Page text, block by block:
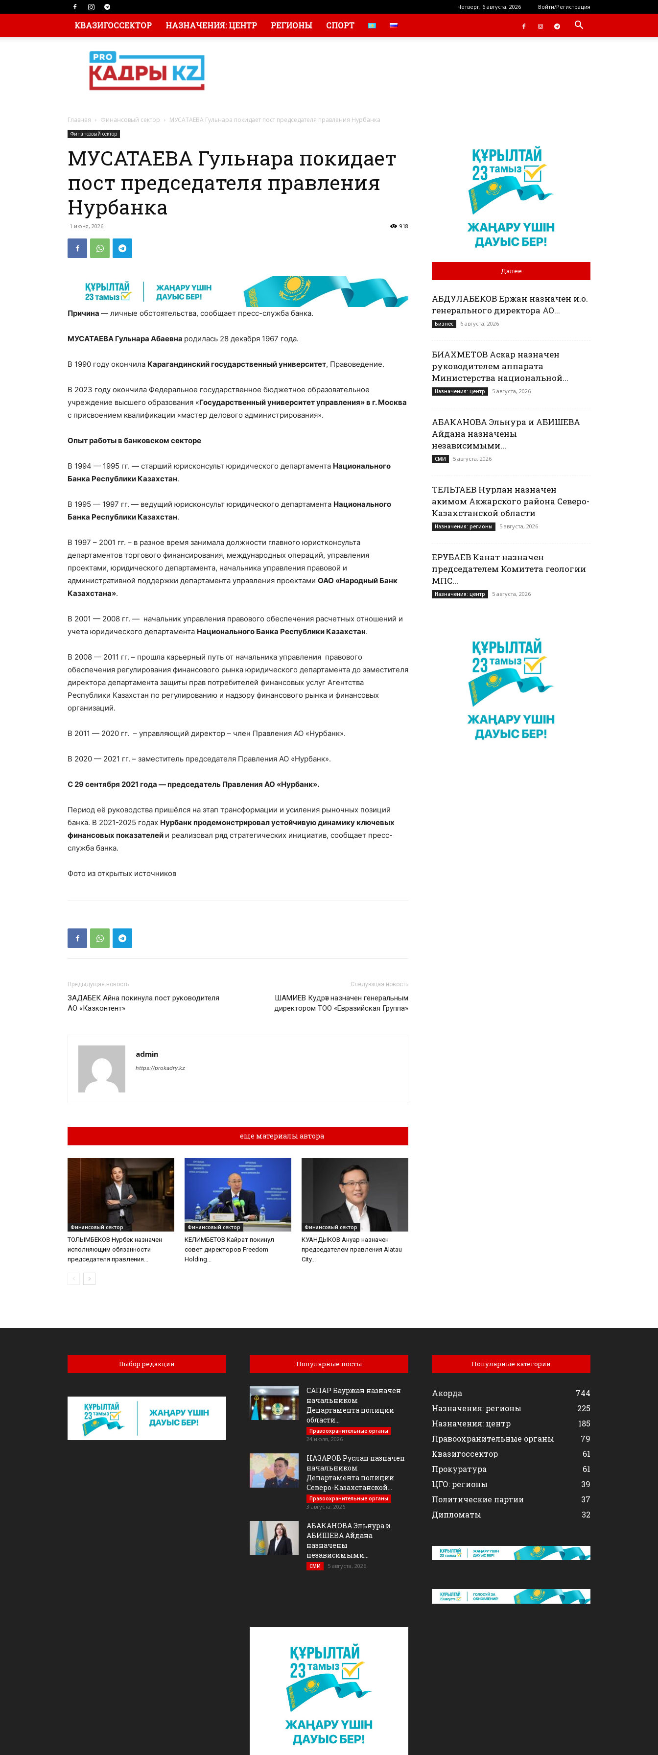
Четверг, 6 августа, 2026 Войти/Регистрация
КВАЗИГОССЕКТОР НАЗНАЧЕНИЯ: ЦЕНТР РЕГИОНЫ СПОРТ
Главная Финансовый сектор МУСАТАЕВА Гульнара покидает пост председателя правления Нурбанка
Финансовый сектор
МУСАТАЕВА Гульнара покидает
пост председателя правления
Нурбанка
1 июня, 2026 918
Причина — личные обстоятельства, сообщает пресс-служба банка.
МУСАТАЕВА Гульнара Абаевна родилась 28 декабря 1967 года.
В 1990 году окончила Карагандинский государственный университет, Правоведение.
В 2023 году окончила Федеральное государственное бюджетное образовательное
учреждение высшего образования «Государственный университет управления» в г. Москва
с присвоением квалификации «мастер делового администрирования».
Опыт работы в банковском секторе
В 1994 — 1995 гг. — старший юрисконсульт юридического департамента Национального
Банка Республики Казахстан.
В 1995 — 1997 гг. — ведущий юрисконсульт юридического департамента Национального
Банка Республики Казахстан.
В 1997 – 2001 гг. – в разное время занимала должности главного юристконсульта
департаментов торгового финансирования, международных операций, управления
проектами, юридического департамента, начальника управления правовой и
административной поддержки департамента управления проектами ОАО «Народный Банк
Казахстана».
В 2001 — 2008 гг. — начальник управления правового обеспечения расчетных отношений и
учета юридического департамента Национального Банка Республики Казахстан.
В 2008 — 2011 гг. – прошла карьерный путь от начальника управления правового
обеспечения регулирования финансового рынка юридического департамента до заместителя
директора департамента защиты прав потребителей финансовых услуг Агентства
Республики Казахстан по регулированию и надзору финансового рынка и финансовых
организаций.
В 2011 — 2020 гг. – управляющий директор – член Правления АО «Нурбанк».
В 2020 — 2021 гг. – заместитель председателя Правления АО «Нурбанк».
С 29 сентября 2021 года — председатель Правления АО «Нурбанк».
Период её руководства пришёлся на этап трансформации и усиления рыночных позиций
банка. В 2021-2025 годах Нурбанк продемонстрировал устойчивую динамику ключевых
финансовых показателей и реализовал ряд стратегических инициатив, сообщает пресс-
служба банка.
Фото из открытых источников
Предыдущая новость
ЗАДАБЕК Айна покинула пост руководителя
АО «Казконтент»
Следующая новость
ШАМИЕВ Кудрәт назначен генеральным
директором ТОО «Евразийская Группа»
admin
https://prokadry.kz
еще материалы автора
Финансовый сектор
ТОЛЫМБЕКОВ Нурбек назначен
исполняющим обязанности
председателя правления...
Финансовый сектор
КЕЛИМБЕТОВ Кайрат покинул
совет директоров Freedom
Holding...
Финансовый сектор
КУАНДЫКОВ Ануар назначен
председателем правления Alatau
City...
Далее
АБДУЛАБЕКОВ Ержан назначен и.о.
генерального директора АО...
Бизнес 6 августа, 2026
БИАХМЕТОВ Аскар назначен
руководителем аппарата
Министерства национальной...
Назначения: центр 5 августа, 2026
АБАКАНОВА Эльнура и АБИШЕВА
Айдана назначены
независимыми...
СМИ 5 августа, 2026
ТЕЛЬТАЕВ Нурлан назначен
акимом Акжарского района Северо-
Казахстанской области
Назначения: регионы 5 августа, 2026
ЕРУБАЕВ Канат назначен
председателем Комитета геологии
МПС...
Назначения: центр 5 августа, 2026
Выбор редакции Популярные посты
САПАР Бауржан назначен
начальником
Департамента полиции
области...
Правоохранительные органы
24 июля, 2026
НАЗАРОВ Руслан назначен
начальником
Департамента полиции
Северо-Казахстанской...
Правоохранительные органы
3 августа, 2026
АБАКАНОВА Эльнура и
АБИШЕВА Айдана
назначены
независимыми...
СМИ 5 августа, 2026
Популярные категории
Акорда
744
Назначения: регионы
225
Назначения: центр
185
Правоохранительные органы
79
Квазигоссектор
61
Прокуратура
61
ЦГО: регионы
39
Политические партии
37
Дипломаты
32